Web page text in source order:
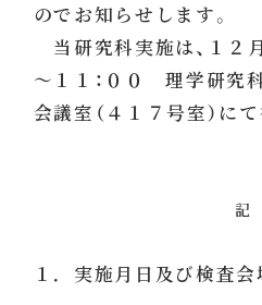
のでお知らせします。
当研究科実施は、１２月
～１１：００ 理学研究
会議室（４１７号室）にて
記
１．実施月日及び検査会